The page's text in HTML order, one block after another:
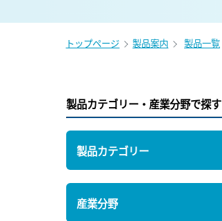
トップページ 製品案内 製品一覧
製品カテゴリー・産業分野で探す
製品カテゴリー
産業分野